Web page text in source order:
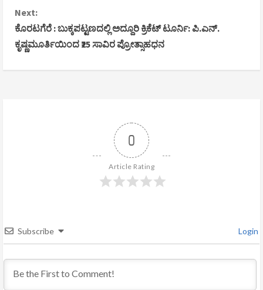
n
t
i
d
i
n
Next:
ಕೊರಟಗೆರೆ : ಬುಕ್ಕಪಟ್ಟಣದಲ್ಲಿ ಅದ್ದೂರಿ ಕ್ರಿಕೆಟ್ ಟೂರ್ನಿ: ಪಿ.ಎನ್.
ಕೃಷ್ಣಮೂರ್ತಿಯಿಂದ ₹25 ಸಾವಿರ ಪ್ರೋತ್ಸಾಹಧನ
0
Article Rating
Subscribe Login